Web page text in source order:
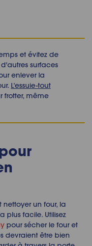
et évitez de
surfaces
enlever la
L’essuie-tout
frotter, même
un four, la
plus facile. Utilisez
pour sécher le four et
devraient être bien